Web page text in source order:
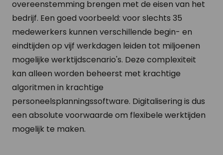
overeenstemming brengen met de eisen van het
bedrijf. Een goed voorbeeld: voor slechts 35
medewerkers kunnen verschillende begin- en
eindtijden op vijf werkdagen leiden tot miljoenen
mogelijke werktijdscenario's. Deze complexiteit
kan alleen worden beheerst met krachtige
algoritmen in krachtige
personeelsplanningssoftware. Digitalisering is dus
een absolute voorwaarde om flexibele werktijden
mogelijk te maken.